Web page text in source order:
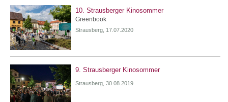
10. Strausberger Kinosommer
Greenbook
Strausberg, 17.07.2020
9. Strausberger Kinosommer
Strausberg, 30.08.2019